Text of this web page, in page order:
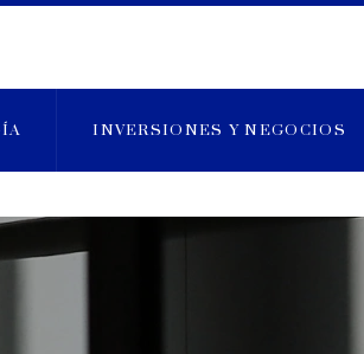
INVERSIONES Y NEGOCIOS